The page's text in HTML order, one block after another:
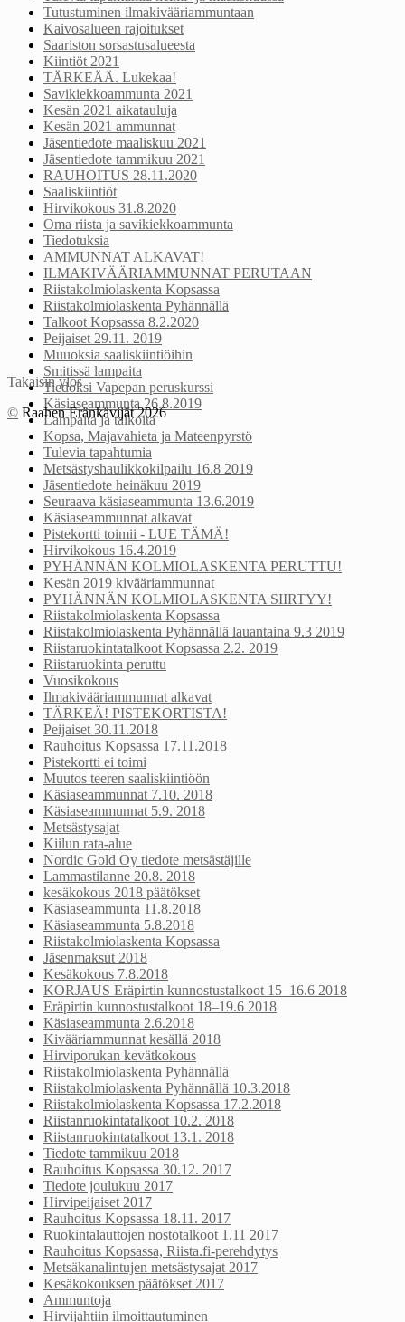
Tutustuminen ilmakivääriammuntaan
Kaivosalueen rajoitukset
Saariston sorsastusalueesta
Kiintiöt 2021
TÄRKEÄÄ. Lukekaa!
Savikiekkoammunta 2021
Kesän 2021 aikatauluja
Kesän 2021 ammunnat
Jäsentiedote maaliskuu 2021
Jäsentiedote tammikuu 2021
RAUHOITUS 28.11.2020
Saaliskiintiöt
Hirvikokous 31.8.2020
Oma riista ja savikiekkoammunta
Tiedotuksia
AMMUNNAT ALKAVAT!
ILMAKIVÄÄRIAMMUNNAT PERUTAAN
Riistakolmiolaskenta Kopsassa
Riistakolmiolaskenta Pyhännällä
Talkoot Kopsassa 8.2.2020
Peijaiset 29.11. 2019
Muuoksia saaliskiintiöihin
Smitissä lampaita
Tiedoksi Vapepan peruskurssi
Käsiaseammunta 26.8.2019
Lampaita ja talkoita
Kopsa, Majavahieta ja Mateenpyrstö
Tulevia tapahtumia
Metsästyshaulikkokilpailu 16.8 2019
Jäsentiedote heinäkuu 2019
Seuraava käsiaseammunta 13.6.2019
Käsiaseammunnat alkavat
Pistekortti toimii - LUE TÄMÄ!
Hirvikokous 16.4.2019
PYHÄNNÄN KOLMIOLASKENTA PERUTTU!
Kesän 2019 kivääriammunnat
PYHÄNNÄN KOLMIOLASKENTA SIIRTYY!
Riistakolmiolaskenta Kopsassa
Riistakolmiolaskenta Pyhännällä lauantaina 9.3 2019
Riistaruokintatalkoot Kopsassa 2.2. 2019
Riistaruokinta peruttu
Vuosikokous
Ilmakivääriammunnat alkavat
TÄRKEÄ! PISTEKORTISTA!
Peijaiset 30.11.2018
Rauhoitus Kopsassa 17.11.2018
Pistekortti ei toimi
Muutos teeren saaliskiintiöön
Käsiaseammunnat 7.10. 2018
Käsiaseammunnat 5.9. 2018
Metsästysajat
Kiilun rata-alue
Nordic Gold Oy tiedote metsästäjille
Lammastilanne 20.8. 2018
kesäkokous 2018 päätökset
Käsiaseammunta 11.8.2018
Käsiaseammunta 5.8.2018
Riistakolmiolaskenta Kopsassa
Jäsenmaksut 2018
Kesäkokous 7.8.2018
KORJAUS Eräpirtin kunnostustalkoot 15–16.6 2018
Eräpirtin kunnostustalkoot 18–19.6 2018
Käsiaseammunta 2.6.2018
Kivääriammunnat kesällä 2018
Hirviporukan kevätkokous
Riistakolmiolaskenta Pyhännällä
Riistakolmiolaskenta Pyhännällä 10.3.2018
Riistakolmiolaskenta Kopsassa 17.2.2018
Riistanruokintatalkoot 10.2. 2018
Riistanruokintatalkoot 13.1. 2018
Tiedote tammikuu 2018
Rauhoitus Kopsassa 30.12. 2017
Tiedote joulukuu 2017
Hirvipeijaiset 2017
Rauhoitus Kopsassa 18.11. 2017
Ruokintalauttojen nostotalkoot 1.11 2017
Rauhoitus Kopsassa, Riista.fi-perehdytys
Metsäkanalintujen metsästysajat 2017
Kesäkokouksen päätökset 2017
Ammuntoja
Hirvijahtiin ilmoittautuminen
Takaisin ylös
© Raahen Eränkävijät 2026